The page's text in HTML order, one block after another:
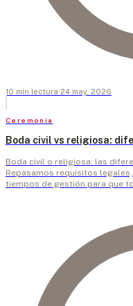
10 min lectura·24 may. 2026
Ceremonia
Boda civil vs religiosa:
Boda civil o religiosa: las
Repasamos requisitos
tiempos de gestión para que